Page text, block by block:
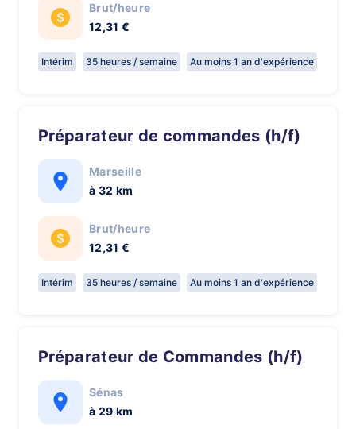
Brut/heure
12,31 €
Intérim 35 heures / semaine Au moins 1 an d'expérience
Préparateur de commandes (h/f)
Marseille
à 32 km
Brut/heure
12,31 €
Intérim 35 heures / semaine Au moins 1 an d'expérience
Préparateur de Commandes (h/f)
Sénas
à 29 km